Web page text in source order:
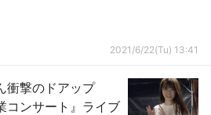
2021/6/22(Tu) 13:41
衝撃のドアップ
コンサート』ライブ